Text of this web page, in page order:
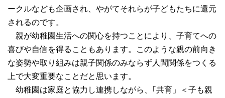
ークルなども企画され、やがてそれらが子どもたちに還元
されるのです。
親が幼稚園生活への関心を持つことにより、子育てへの
喜びや自信を得ることもあります。このような親の前向き
な姿勢や取り組みは親子関係のみならず人間関係をつくる
上で大変重要なことだと思います。
幼稚園は家庭と協力し連携しながら、｢共育」＜子も親